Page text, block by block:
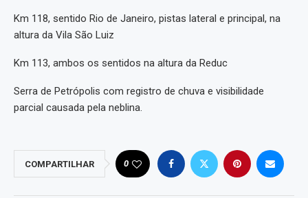
Km 118, sentido Rio de Janeiro, pistas lateral e principal, na
altura da Vila São Luiz
Km 113, ambos os sentidos na altura da Reduc
Serra de Petrópolis com registro de chuva e visibilidade
parcial causada pela neblina.
COMPARTILHAR 0